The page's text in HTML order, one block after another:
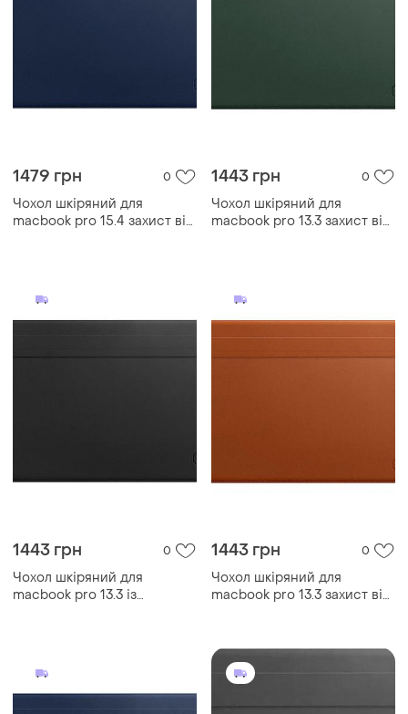
1479 грн 0
Чохол шкіряний для
macbook pro 15.4 захист від
1443 грн 0
Чохол шкіряний для
macbook pro 13.3 захист від
1443 грн 0
Чохол шкіряний для
macbook pro 13.3 із
1443 грн 0
Чохол шкіряний для
macbook pro 13.3 захист від